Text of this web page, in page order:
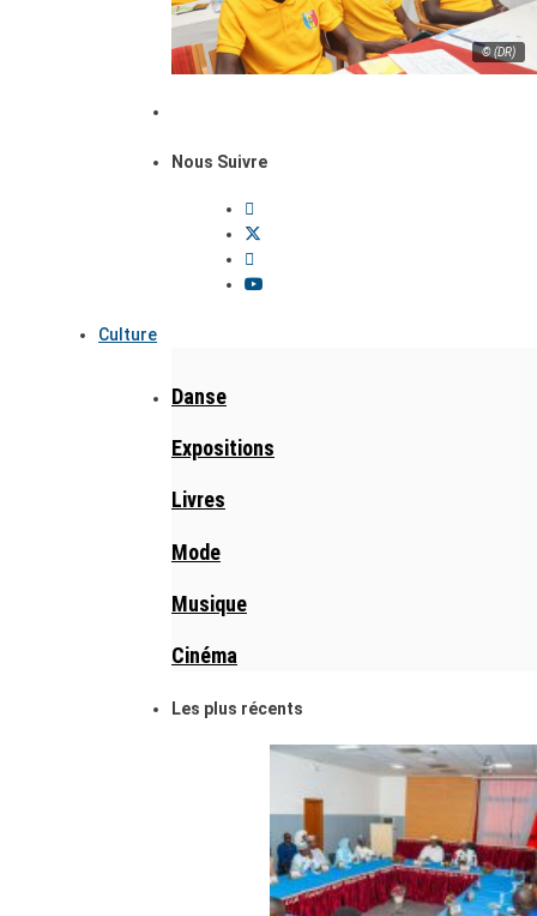
© (DR)
Nous Suivre
Culture
Danse
Expositions
Livres
Mode
Musique
Cinéma
Les plus récents